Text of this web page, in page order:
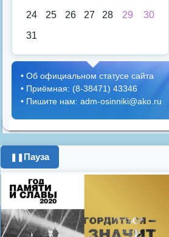
24
25 26 27 28 29
30
31
• Об официальном статусе сайта
• Приёмная: (8-38471) 43346
• Пишите нам: adm-osinniki@ako.ru
❚❚ Пауза